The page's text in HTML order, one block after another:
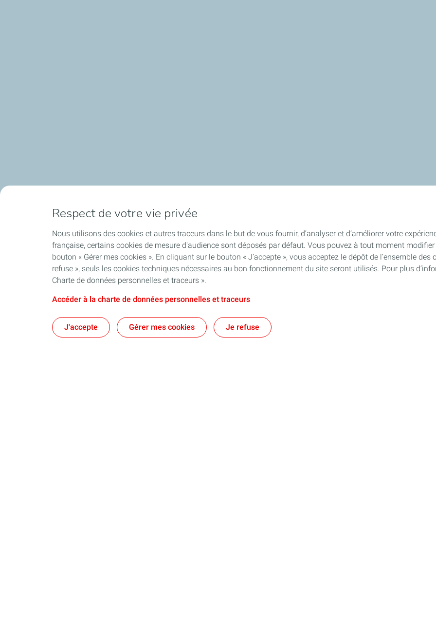
Respect de votre vie privée
Nous utilisons des cookies et autres traceurs dans le but de vous fournir, d’analyser et d’améliorer votre
française, certains cookies de mesure d'audience sont déposés par défaut. Vous pouvez à tout moment
bouton « Gérer mes cookies ». En cliquant sur le bouton « J’accepte », vous acceptez le dépôt de l’ensemble
refuse », seuls les cookies techniques nécessaires au bon fonctionnement du site seront utilisés. Pour plus
Charte de données personnelles et traceurs ».
Accéder à la charte de données personnelles et traceurs
J'accepte Gérer mes cookies Je refuse